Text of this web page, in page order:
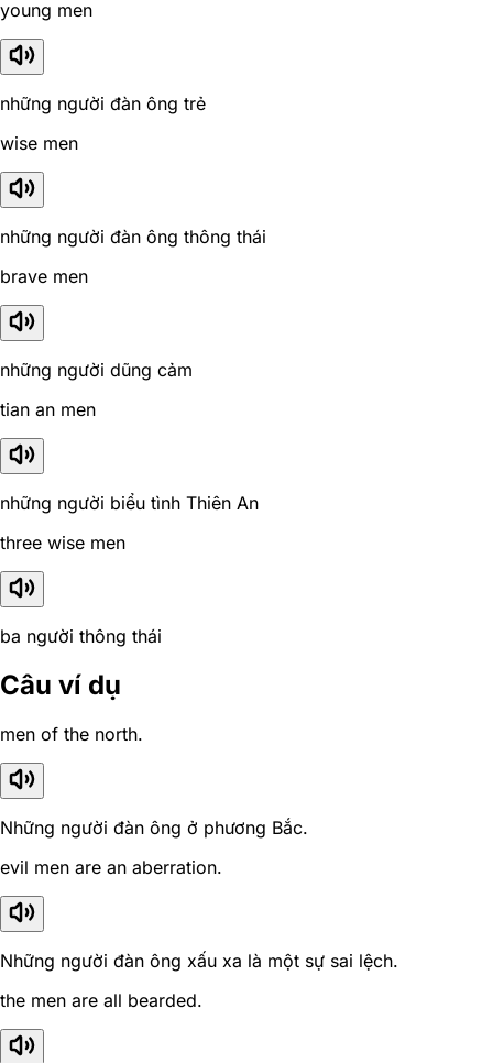
young men
những người đàn ông trẻ
wise men
những người đàn ông thông thái
brave men
những người dũng cảm
tian an men
những người biểu tình Thiên An
three wise men
ba người thông thái
Câu ví dụ
men of the north.
Những người đàn ông ở phương Bắc.
evil men are an aberration.
Những người đàn ông xấu xa là một sự sai lệch.
the men are all bearded.